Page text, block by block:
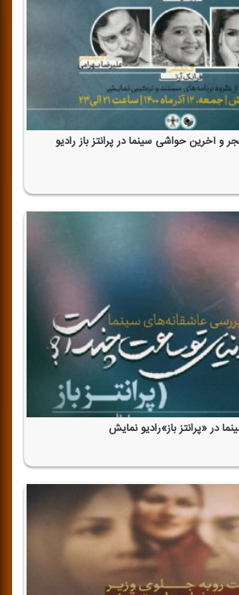
و آخرین حواشی سینما در پرانتز باز رادیو
در «پرانتز باز»رادیو نمایش